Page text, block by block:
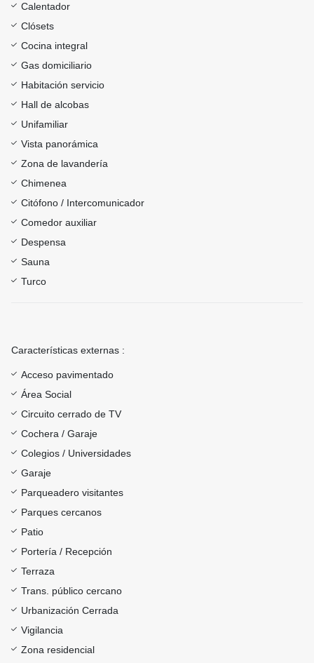
Calentador
Clósets
Cocina integral
Gas domiciliario
Habitación servicio
Hall de alcobas
Unifamiliar
Vista panorámica
Zona de lavandería
Chimenea
Citófono / Intercomunicador
Comedor auxiliar
Despensa
Sauna
Turco
Características externas :
Acceso pavimentado
Área Social
Circuito cerrado de TV
Cochera / Garaje
Colegios / Universidades
Garaje
Parqueadero visitantes
Parques cercanos
Patio
Portería / Recepción
Terraza
Trans. público cercano
Urbanización Cerrada
Vigilancia
Zona residencial